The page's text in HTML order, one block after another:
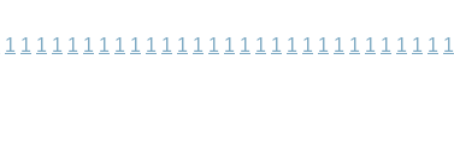
1 1 1 1 1 1 1 1 1 1 1 1 1 1 1 1 1 1 1 1 1 1 1 1 1 1 1 1 1